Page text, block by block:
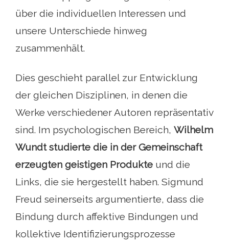
über die individuellen Interessen und
unsere Unterschiede hinweg
zusammenhält.
Dies geschieht parallel zur Entwicklung
der gleichen Disziplinen, in denen die
Werke verschiedener Autoren repräsentativ
sind. Im psychologischen Bereich, Wilhelm
Wundt studierte die in der Gemeinschaft
erzeugten geistigen Produkte und die
Links, die sie hergestellt haben. Sigmund
Freud seinerseits argumentierte, dass die
Bindung durch affektive Bindungen und
kollektive Identifizierungsprozesse